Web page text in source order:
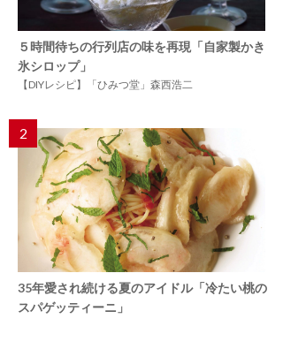
５時間待ちの行列店の味を再現「自家製かき
氷シロップ」
【DIYレシピ】「ひみつ堂」森西浩二
2
35年愛され続ける夏のアイドル「冷たい桃の
スパゲッティーニ」